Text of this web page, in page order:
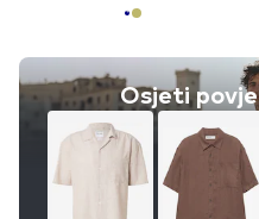
Osjeti